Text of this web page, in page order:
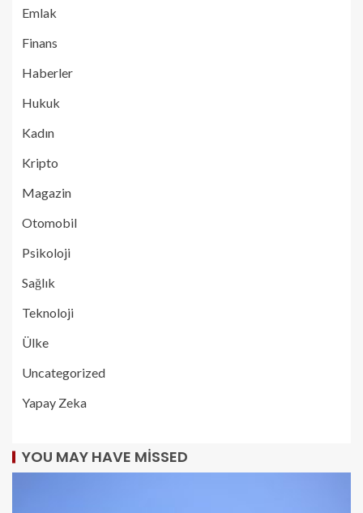
Emlak
Finans
Haberler
Hukuk
Kadın
Kripto
Magazin
Otomobil
Psikoloji
Sağlık
Teknoloji
Ülke
Uncategorized
Yapay Zeka
YOU MAY HAVE MISSED